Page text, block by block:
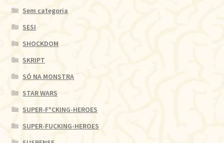
Sem categoria
SESI
SHOCKDOM
SKRIPT
SÓ NA MONSTRA
STAR WARS
SUPER-F*CKING-HEROES
SUPER-FUCKING-HEROES